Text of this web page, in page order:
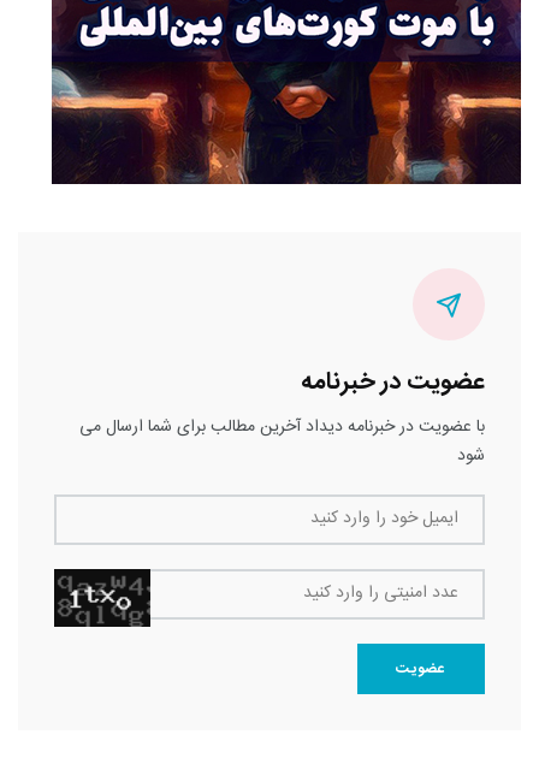
عضویت در خبرنامه
با عضویت در خبرنامه دیداد آخرین مطالب برای شما ارسال می
شود
ایمیل خود را وارد کنید
عدد امنیتی را وارد کنید
عضویت